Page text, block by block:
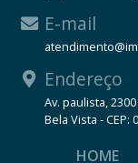
E-mail
Endereço
Av. paulista,
Bela Vista - CEP:
HOME